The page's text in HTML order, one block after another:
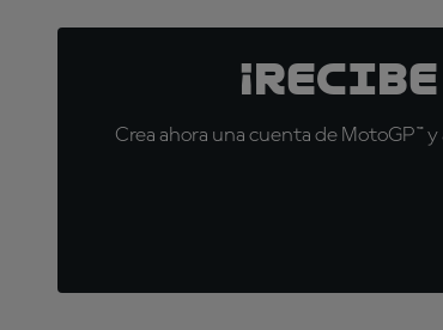
Crea ahora una cuenta de MotoGP™